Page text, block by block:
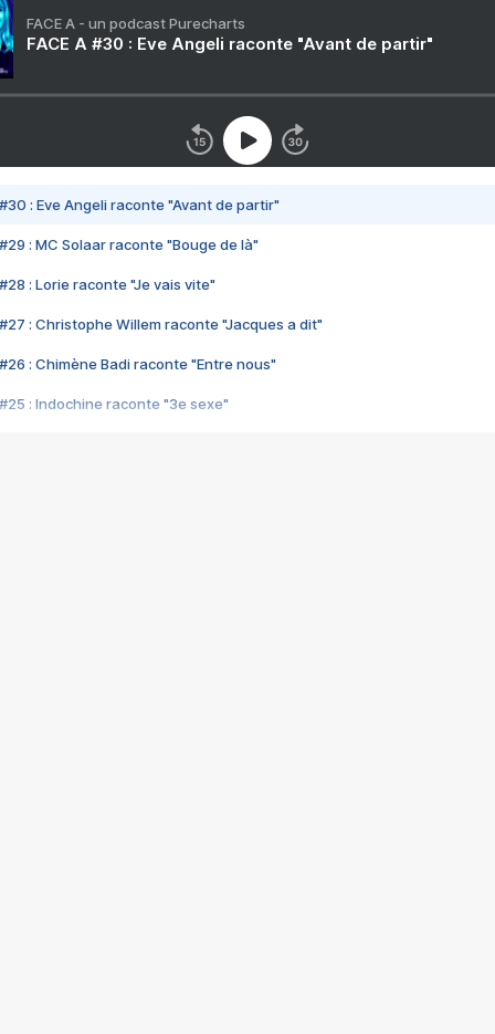
FACE A - un podcast Purecharts
FACE A #30 : Eve Angeli raconte "Avant de partir"
#30 : Eve Angeli raconte "Avant de partir"
#29 : MC Solaar raconte "Bouge de là"
#28 : Lorie raconte "Je vais vite"
#27 : Christophe Willem raconte "Jacques a dit"
#26 : Chimène Badi raconte "Entre nous"
#25 : Indochine raconte "3e sexe"